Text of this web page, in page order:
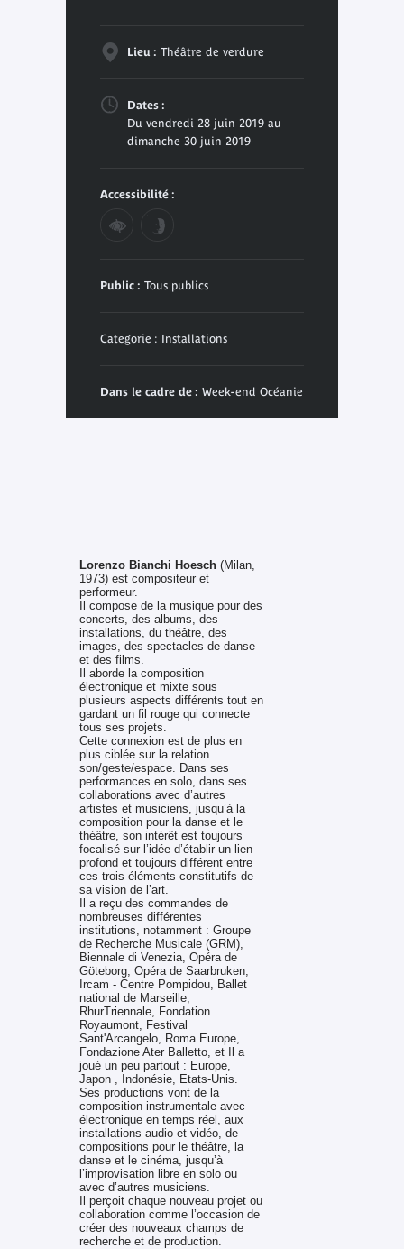
Lieu : Théâtre de verdure
Dates :
Du vendredi 28 juin 2019 au
dimanche 30 juin 2019
Accessibilité :
Public : Tous publics
Categorie : Installations
Dans le cadre de : Week-end Océanie
Lorenzo Bianchi Hoesch(Milan,
1973) est compositeur et
performeur.
Il compose de la musique pour des
concerts, des albums, des
installations, du théâtre, des
images, des spectacles de danse
et des films.
Il aborde la composition
électronique et mixte sous
plusieurs aspects différents tout en
gardant un fil rouge qui connecte
tous ses projets.
Cette connexion est de plus en
plus ciblée sur la relation
son/geste/espace. Dans ses
performances en solo, dans ses
collaborations avec d’autres
artistes et musiciens, jusqu’à la
composition pour la danse et le
théâtre, son intérêt est toujours
focalisé sur l’idée d’établir un lien
profond et toujours différent entre
ces trois éléments constitutifs de
sa vision de l’art.
Il a reçu des commandes de
nombreuses différentes
institutions, notamment : Groupe
de Recherche Musicale (GRM),
Biennale di Venezia, Opéra de
Göteborg, Opéra de Saarbruken,
Ircam - Centre Pompidou, Ballet
national de Marseille,
RhurTriennale, Fondation
Royaumont, Festival
Sant'Arcangelo, Roma Europe,
Fondazione Ater Balletto, et Il a
joué un peu partout : Europe,
Japon , Indonésie, Etats-Unis.
Ses productions vont de la
composition instrumentale avec
électronique en temps réel, aux
installations audio et vidéo, de
compositions pour le théâtre, la
danse et le cinéma, jusqu’à
l’improvisation libre en solo ou
avec d’autres musiciens.
Il perçoit chaque nouveau projet ou
collaboration comme l’occasion de
créer des nouveaux champs de
recherche et de production.